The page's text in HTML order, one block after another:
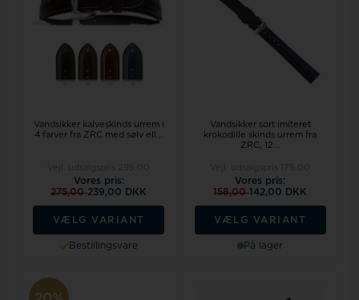
Vandsikker kalveskinds urrem i
4 farver fra ZRC med sølv ell...
Vores pris:
275,00239,00 DKK
VÆLG VARIANT
Bestillingsvare
Vandsikker sort imiteret
krokodille skinds urrem fra
ZRC, 12...
Vores pris:
158,00142,00 DKK
VÆLG VARIANT
På lager